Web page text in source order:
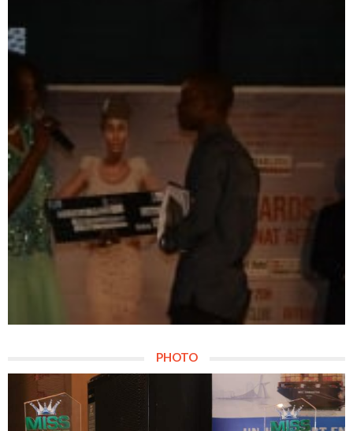
PHOTO